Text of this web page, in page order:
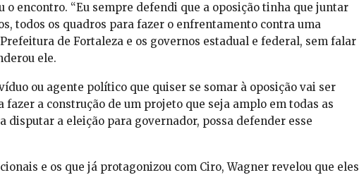
o encontro. “Eu sempre defendi que a oposição tinha que juntar
todos os quadros para fazer o enfrentamento contra uma
de Fortaleza e os governos estadual e federal, sem falar
ele.
ou agente político que quiser se somar à oposição vai ser
fazer a construção de um projeto que seja amplo em todas as
disputar a eleição para governador, possa defender esse
e os que já protagonizou com Ciro, Wagner revelou que eles